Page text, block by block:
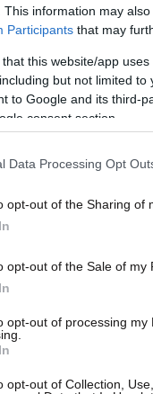
This information may
Participants that may
that this website/app
but not limited
to Google and its third-
consent section.
Data Processing Opt
opt-out of the Sharing of
opt-out of the Sale of my
opt-out of processing my
opt-out of Collection,
selfies
for…
χρήστες
το
τις selfies.